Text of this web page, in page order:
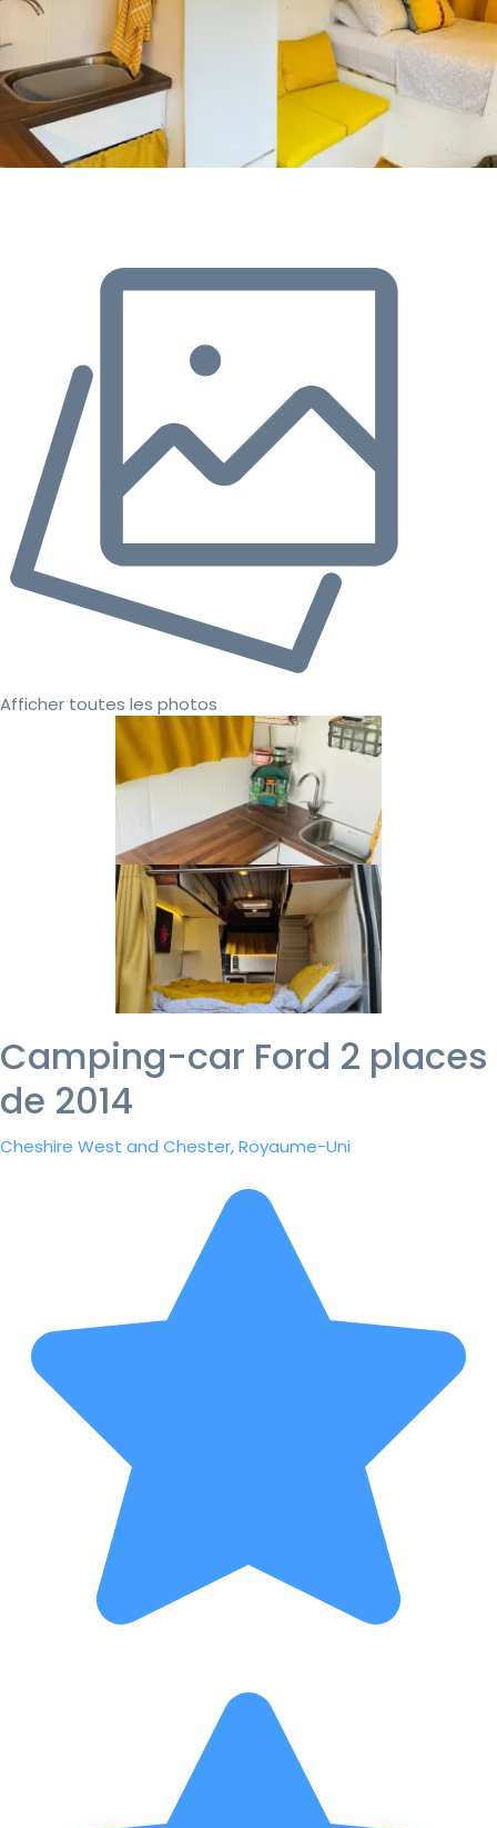
Afficher toutes les photos
Camping-car Ford 2 places
de 2014
Cheshire West and Chester, Royaume-Uni